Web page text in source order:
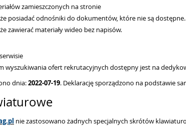
zamieszczonych na stronie
posiadać odnośniki do dokumentów, które nie są dostępne.
zawierać materiały wideo bez napisów.
wyszukiwania ofert rekrutacyjnych dostępny jest na
dnia:2022-07-19. Deklarację sporządzono na podstawie
nie zastosowano żadnych specjalnych skrótów